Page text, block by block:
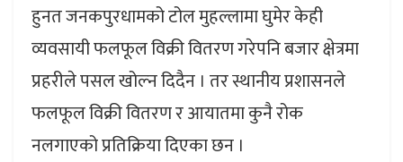
हुनत जनकपुरधामको टोल मुहल्लामा घुमेर केही
व्यवसायी फलफूल विक्री वितरण गरेपनि बजार क्षेत्रमा
प्रहरीले पसल खोल्न दिदैन । तर स्थानीय प्रशासनले
फलफूल विक्री वितरण र आयातमा कुनै रोक
नलगाएको प्रतिक्रिया दिएका छन ।